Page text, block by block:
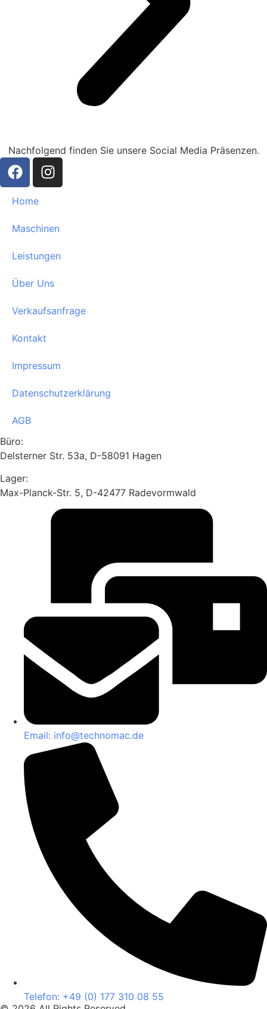
Nachfolgend finden Sie unsere Social Media Präsenzen.
Home
Maschinen
Leistungen
Über Uns
Verkaufsanfrage
Kontakt
Impressum
Datenschutzerklärung
AGB
Büro:
Delsterner Str. 53a, D-58091 Hagen
Lager:
Max-Planck-Str. 5, D-42477 Radevormwald
Email: info@technomac.de
Telefon: +49 (0) 177 310 08 55